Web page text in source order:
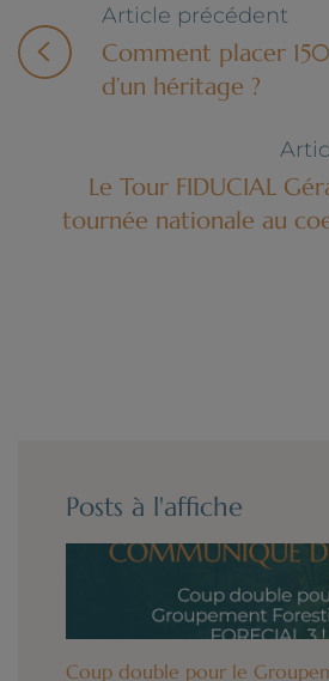
Article précédent
Comment placer
d’un héritage ?
Le Tour FIDUCIAL
tournée nationale au
Posts à l'affiche
Coup double pour le